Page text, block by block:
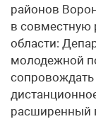
районов
в совместную
области:
молодежной
расширенный